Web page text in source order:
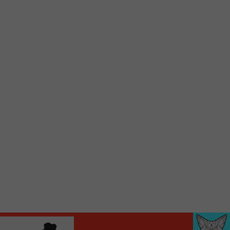
locale vous sont maintenant accessibles en un clic!